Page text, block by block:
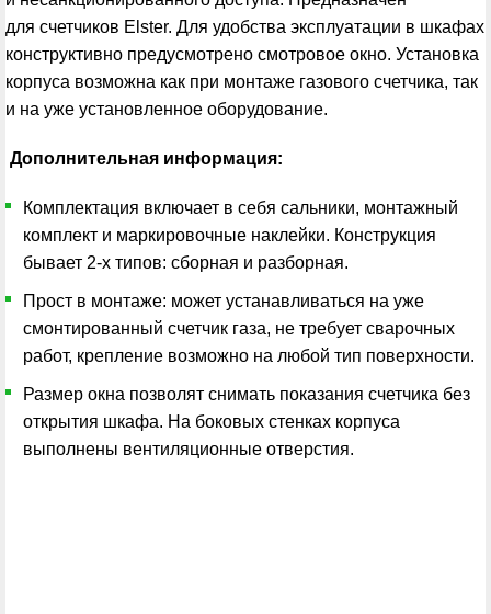
для счетчиков Elster. Для удобства эксплуатации в шкафах
конструктивно предусмотрено смотровое окно. Установка
корпуса возможна как при монтаже газового счетчика, так
и на уже установленное оборудование.
Дополнительная информация:
Комплектация включает в себя сальники, монтажный
комплект и маркировочные наклейки. Конструкция
бывает 2-х типов: сборная и разборная.
Прост в монтаже: может устанавливаться на уже
смонтированный счетчик газа, не требует сварочных
работ, крепление возможно на любой тип поверхности.
Размер окна позволят снимать показания счетчика без
открытия шкафа. На боковых стенках корпуса
выполнены вентиляционные отверстия.